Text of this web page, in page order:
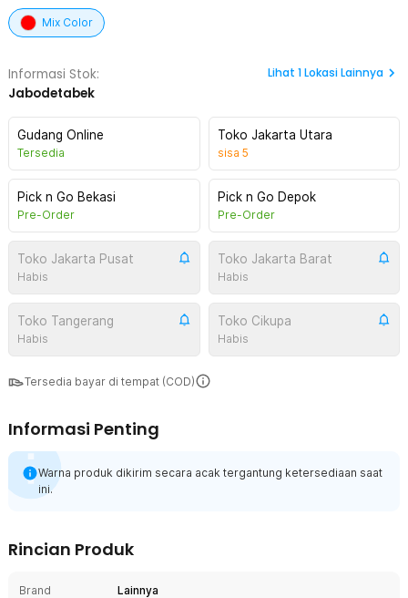
Mix Color
Informasi Stok:
Jabodetabek
Lihat 1Lokasi Lainnya
Gudang Online
Tersedia
Toko Jakarta Utara
sisa 5
Pick n Go Bekasi
Pre-Order
Pick n Go Depok
Pre-Order
Toko Jakarta Pusat
Habis
Toko Jakarta Barat
Habis
Toko Tangerang
Habis
Toko Cikupa
Habis
Tersedia bayar di tempat (COD)
Informasi Penting
Warna produk dikirim secara acak tergantung ketersediaan saat
ini.
Rincian Produk
Brand
Lainnya